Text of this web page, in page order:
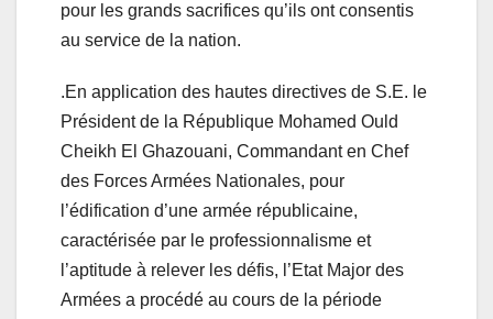
pour les grands sacrifices qu’ils ont consentis
au service de la nation.
.En application des hautes directives de S.E. le
Président de la République Mohamed Ould
Cheikh El Ghazouani, Commandant en Chef
des Forces Armées Nationales, pour
l’édification d’une armée républicaine,
caractérisée par le professionnalisme et
l’aptitude à relever les défis, l’Etat Major des
Armées a procédé au cours de la période